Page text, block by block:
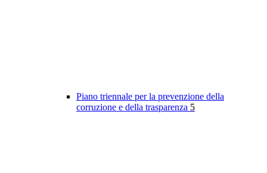
Piano triennale per la prevenzione della
corruzione e della trasparenza 5